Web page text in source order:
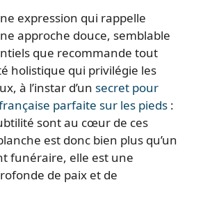
expression qui rappelle
approche douce, semblable
que recommande tout
holistique qui privilégie les
à l’instar d’un secret pour
parfaite sur les pieds :
sont au cœur de ces
est donc bien plus qu’un
funéraire, elle est une
de paix et de